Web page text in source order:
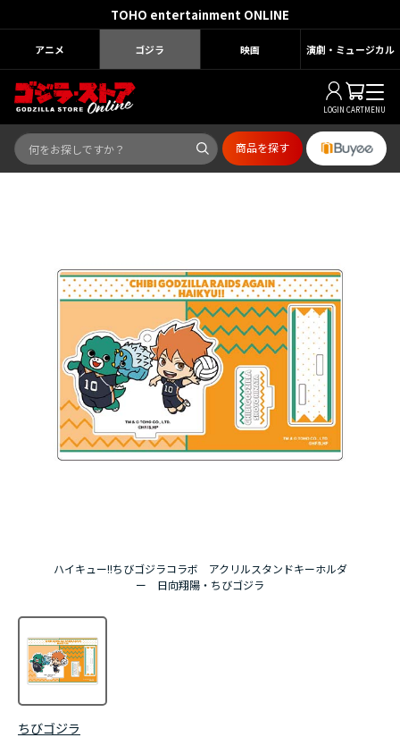
TOHO entertainment ONLINE
アニメ ゴジラ 映画 演劇・ミュージカル
LOGIN CARTMENU
商品を探す
ハイキュー!!ちびゴジラコラボ アクリルスタンドキーホルダ
ー 日向翔陽・ちびゴジラ
ちびゴジラ